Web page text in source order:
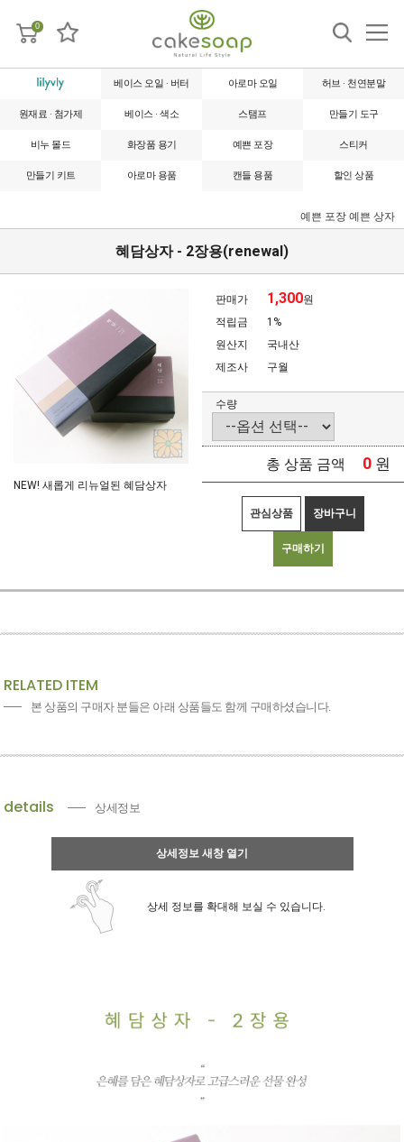
0
베이스 오일 · 버터 아로마 오일 허브 · 천연분말
원재료 · 첨가제 베이스 · 색소 스탬프 만들기 도구
비누 몰드 화장품 용기 예쁜 포장 스티커
만들기 키트 아로마 용품 캔들 용품 할인 상품
예쁜 포장 예쁜 상자
혜담상자 - 2장용(renewal)
NEW! 새롭게 리뉴얼된 혜담상자
판매가 1,300원
적립금
1%
원산지
국내산
제조사
구월
수량
총 상품 금액 0 원
관심상품 장바구니
구매하기
RELATED ITEM
본 상품의 구매자 분들은 아래 상품들도 함께 구매하셨습니다.
details 상세정보
상세정보 새창 열기
상세 정보를 확대해 보실 수 있습니다.